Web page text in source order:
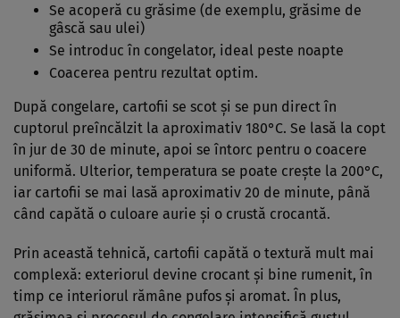
Se acoperă cu grăsime (de exemplu, grăsime de
gâscă sau ulei)
Se introduc în congelator, ideal peste noapte
Coacerea pentru rezultat optim.
După congelare, cartofii se scot și se pun direct în
cuptorul preîncălzit la aproximativ 180°C. Se lasă la copt
în jur de 30 de minute, apoi se întorc pentru o coacere
uniformă. Ulterior, temperatura se poate crește la 200°C,
iar cartofii se mai lasă aproximativ 20 de minute, până
când capătă o culoare aurie și o crustă crocantă.
Prin această tehnică, cartofii capătă o textură mult mai
complexă: exteriorul devine crocant și bine rumenit, în
timp ce interiorul rămâne pufos și aromat. În plus,